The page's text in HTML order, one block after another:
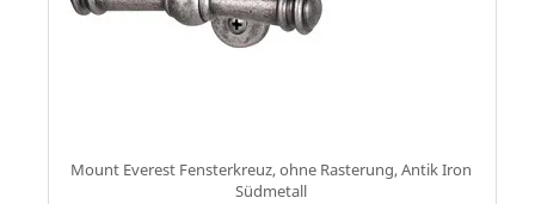
Mount Everest Fensterkreuz, ohne Rasterung, Antik Iron
Südmetall